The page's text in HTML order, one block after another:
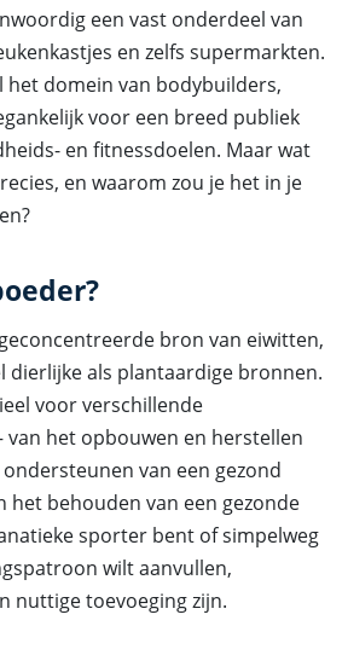
een vast onderdeel van
en zelfs supermarkten.
het domein van bodybuilders,
voor een breed publiek
en fitnessdoelen. Maar wat
en waarom zou je het in je
bron van eiwitten,
dierlijke als plantaardige bronnen.
voor verschillende
het opbouwen en herstellen
van een gezond
het behouden van een gezonde
sporter bent of simpelweg
wilt aanvullen,
nuttige toevoeging zijn.